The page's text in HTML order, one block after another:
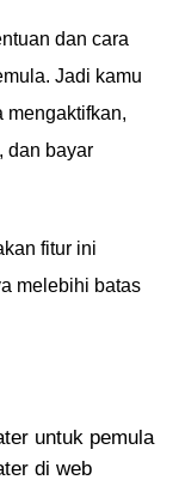
dan cara
Jadi kamu
mengaktifkan,
dan bayar
fitur ini
melebihi batas
untuk pemula
di web